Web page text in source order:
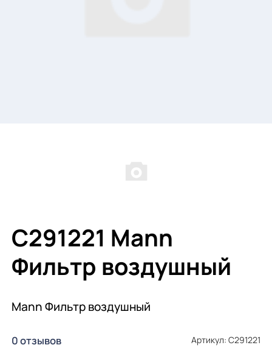
C291221 Mann
Фильтр воздушный
Mann Фильтр воздушный
0 отзывов Артикул: C291221